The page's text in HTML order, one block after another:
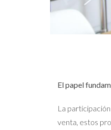
El papel
La
venta, estos